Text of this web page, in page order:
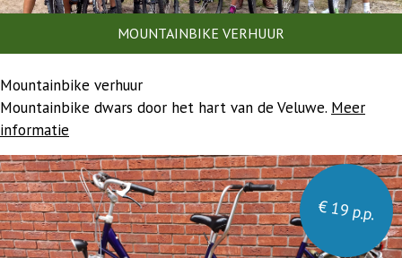
MOUNTAINBIKE VERHUUR
Mountainbike verhuur
Mountainbike dwars door het hart van de Veluwe. Meer
informatie
€ 19 p.p.